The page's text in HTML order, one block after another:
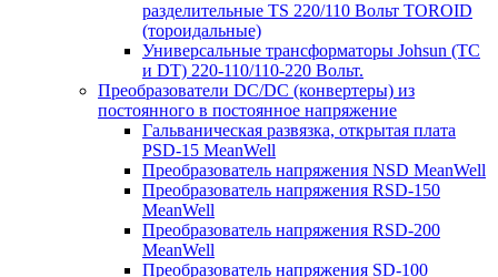
разделительные TS 220/110 Вольт TOROID
(тороидальные)
Универсальные трансформаторы Johsun (TС
и DT) 220-110/110-220 Вольт.
Преобразователи DC/DC (конвертеры) из
постоянного в постоянное напряжение
Гальваническая развязка, открытая плата
PSD-15 MeanWell
Преобразователь напряжения NSD MeanWell
Преобразователь напряжения RSD-150
MeanWell
Преобразователь напряжения RSD-200
MeanWell
Преобразователь напряжения SD-100